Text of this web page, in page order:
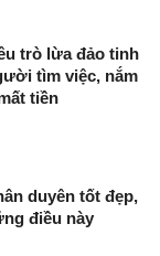
trò lừa đảo tinh
tìm việc, nắm
tiền
duyên tốt đẹp,
điều này